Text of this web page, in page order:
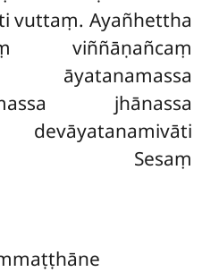
vuttaṃ. Ayañhettha
viññāṇañcaṃ
āyatanamassa
jhānassa
Sesaṃ